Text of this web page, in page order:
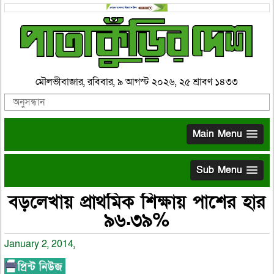
মৌলভীবাজার, রবিবার, ৯ আগস্ট ২০২৬, ২৫ শ্রাবণ ১৪৩৩
Main Menu
Sub Menu
বড়লেখায় প্রাথমিক শিক্ষায় পাশের হার
৯৬.৩৯%
January 2, 2014,